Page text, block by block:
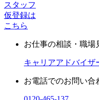
スタッフ
仮登録は
こちら
お仕事の相談・職場
キャリアアドバイザ
お電話でのお問い合